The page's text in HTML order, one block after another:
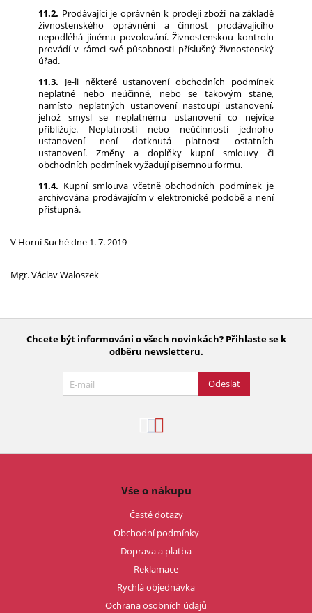
11.2. Prodávající je oprávněn k prodeji zboží na základě
živnostenského oprávnění a činnost prodávajícího
nepodléhá jinému povolování. Živnostenskou kontrolu
provádí v rámci své působnosti příslušný živnostenský
úřad.
11.3. Je-li některé ustanovení obchodních podmínek
neplatné nebo neúčinné, nebo se takovým stane,
namísto neplatných ustanovení nastoupí ustanovení,
jehož smysl se neplatnému ustanovení co nejvíce
přibližuje. Neplatností nebo neúčinností jednoho
ustanovení není dotknutá platnost ostatních
ustanovení. Změny a doplňky kupní smlouvy či
obchodních podmínek vyžadují písemnou formu.
11.4. Kupní smlouva včetně obchodních podmínek je
archivována prodávajícím v elektronické podobě a není
přístupná.
V Horní Suché dne 1. 7. 2019
Mgr. Václav Waloszek
Chcete být informováni o všech novinkách? Přihlaste se k
odběru newsletteru.
Odeslat
Vše o nákupu
Časté dotazy
Obchodní podmínky
Doprava a platba
Reklamace
Rychlá objednávka
Ochrana osobních údajů